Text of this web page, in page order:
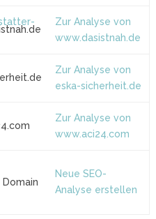
Zur Analyse von
www.dasistnah.de
Zur Analyse von
eska-sicherheit.de
Zur Analyse von
www.aci24.com
Neue SEO-
Analyse erstellen